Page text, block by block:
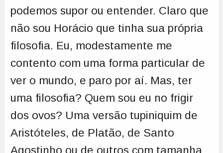
podemos supor ou entender. Claro que
não sou Horácio que tinha sua própria
filosofia. Eu, modestamente me
contento com uma forma particular de
ver o mundo, e paro por aí. Mas, ter
uma filosofia? Quem sou eu no frigir
dos ovos? Uma versão tupiniquim de
Aristóteles, de Platão, de Santo
Agostinho ou de outros com tamanha